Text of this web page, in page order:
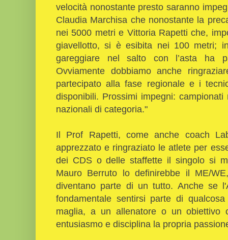
velocità nonostante presto saranno
Claudia Marchisa che nonostante la
nei 5000 metri e Vittoria Rapetti che,
giavellotto, si è esibita nei 100 metri;
gareggiare nel salto con l’asta ha
Ovviamente dobbiamo anche
partecipato alla fase regionale e i
disponibili. Prossimi impegni:
nazionali di categoria."
Il Prof Rapetti, come anche coach
apprezzato e ringraziato le atlete per
dei CDS o delle staffette il singolo si
Mauro Berruto lo definirebbe il ME/
diventano parte di un tutto. Anche se
fondamentale sentirsi parte di
maglia, a un allenatore o un obiettivo
entusiasmo e disciplina la propria